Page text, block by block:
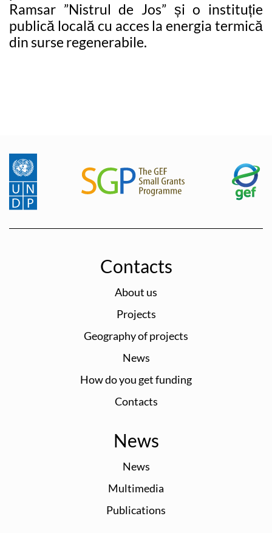
Ramsar ”Nistrul de Jos” și o instituție
publică locală cu acces la energia termică
din surse regenerabile.
Contacts
About us
Projects
Geography of projects
News
How do you get funding
Contacts
News
News
Multimedia
Publications